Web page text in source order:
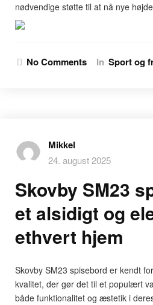
nødvendige støtte til at nå nye
No Comments In Sport og
Mikkel
24. august 2025
Skovby SM23
et alsidigt og
ethvert hjem
Skovby SM23 spisebord er kendt
kvalitet, der gør det til et populært
både funktionalitet og æstetik i